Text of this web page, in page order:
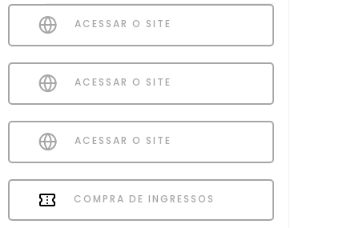
ACESSAR O SITE
ACESSAR O SITE
ACESSAR O SITE
COMPRA DE INGRESSOS